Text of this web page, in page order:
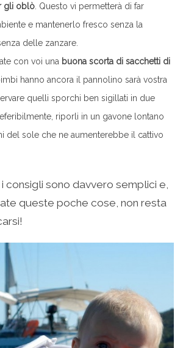
gli oblò . Questo vi permetterà di far
e mantenerlo fresco senza la
delle zanzare.
con voi una buona scorta di sacchetti di
hanno ancora il pannolino sarà vostra
quelli sporchi ben sigillati in due
riporli in un gavone lontano
del sole che ne aumenterebbe il cattivo
consigli sono davvero semplici e,
queste poche cose, non resta